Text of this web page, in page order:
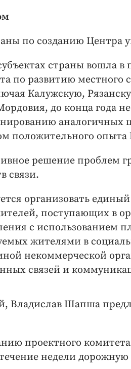
по созданию Центра
страны вошла в
по развитию
Калужскую,
до конца года
аналогичных
положительного опыта
решение проблем
связи.
организовать
поступающих в
с использованием
жителями в
некоммерческой
связей и
Владислав Шапша
проектного
недели дорожную